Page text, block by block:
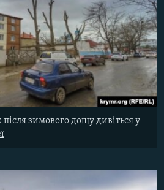
після зимового дощу дивіться у